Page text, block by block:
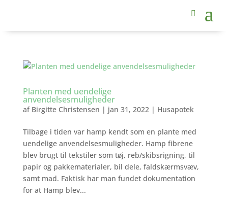
Planten med uendelige
anvendelsesmuligheder
af Birgitte Christensen | jan 31, 2022 | Husapotek
Tilbage i tiden var hamp kendt som en plante med
uendelige anvendelsesmuligheder. Hamp fibrene
blev brugt til tekstiler som tøj, reb/skibsrigning, til
papir og pakkematerialer, bil dele, faldskærmsvæv,
samt mad. Faktisk har man fundet dokumentation
for at Hamp blev...